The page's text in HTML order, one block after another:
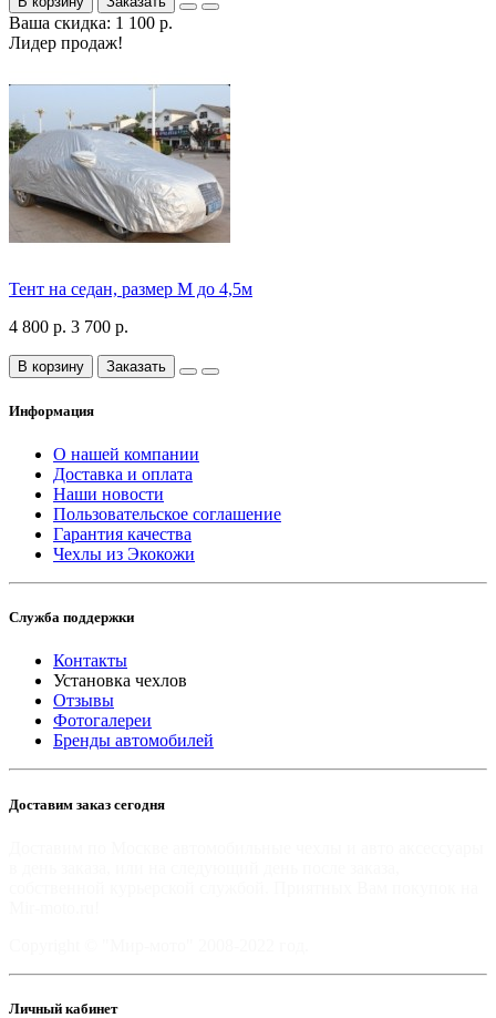
Ваша скидка: 1 100 р.
Лидер продаж!
Тент на седан, размер М до 4,5м
4 800 р. 3 700 р.
В корзину Заказать
Информация
О нашей компании
Доставка и оплата
Наши новости
Пользовательское соглашение
Гарантия качества
Чехлы из Экокожи
Служба поддержки
Контакты
Установка чехлов
Отзывы
Фотогалереи
Бренды автомобилей
Доставим заказ сегодня
Личный кабинет